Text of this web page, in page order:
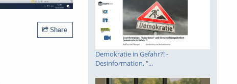
Share
Demokratie in Gefahr?! -
Desinformation, "...